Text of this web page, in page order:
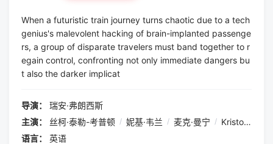
When a futuristic train journey turns chaotic due to a tech
genius's malevolent hacking of brain-implanted passenge
rs, a group of disparate travelers must band together to r
egain control, confronting not only immediate dangers bu
t also the darker implicat
导演：
瑞安·弗朗西斯
主演：
丝柯·泰勒-考普顿 / 妮基·韦兰 / 麦克·曼宁 / Kristos
语言：
英语